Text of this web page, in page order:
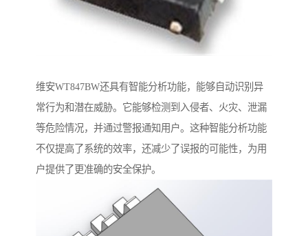
维安WT847BW还具有智能分析功能，能够自动识别异
常行为和潜在威胁。它能够检测到入侵者、火灾、泄漏
等危险情况，并通过警报通知用户。这种智能分析功能
不仅提高了系统的效率，还减少了误报的可能性，为用
户提供了更准确的安全保护。